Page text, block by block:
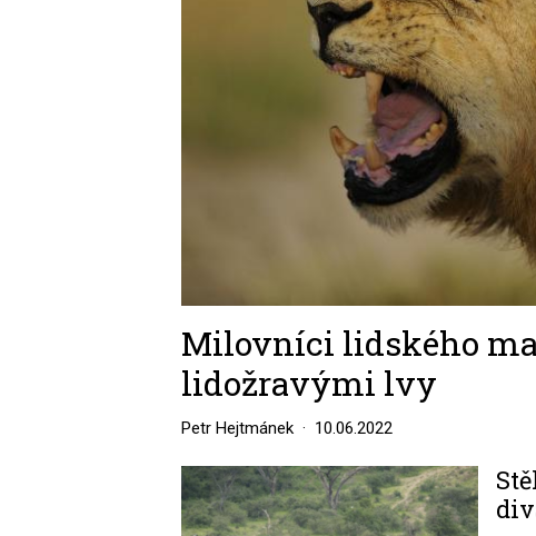
Milovníci lidského
lidožravými lvy
Petr Hejtmánek 10.06.2022
Image